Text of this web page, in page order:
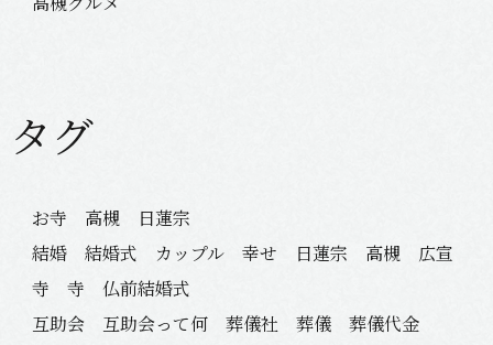
タグ
お寺 高槻 日蓮宗
結婚 結婚式 カップル 幸せ 日蓮宗 高槻 広宣
寺 寺 仏前結婚式
互助会 互助会って何 葬儀社 葬儀 葬儀代金